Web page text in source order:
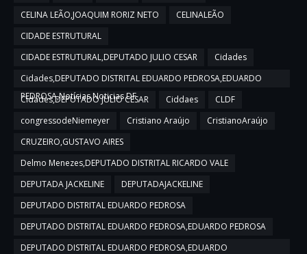
CELINA LEÃO,JOAQUIM RORIZ NETO
CELINALEÃO
CIDADE ESTRUTURAL
CIDADE ESTRUTURAL,DEPUTADO JULIO CESAR
Cidades
Cidades,DEPUTADO DISTRITAL EDUARDO PEDROSA,EDUARDO
PEDROSA,Notícias,Noticias DF
Cidades,DEPUTADO JULIO CESAR Ciddaes
CLDF
congressodeNiemeyer
Cristiano Araújo
CristianoAraújo
CRUZEIRO,GUSTAVO AIRES
Delmo Menezes,DEPUTADO DISTRITAL RICARDO VALE
DEPUTADA JACKELINE
DEPUTADAJACKELINE
DEPUTADO DISTRITAL EDUARDO PEDROSA
DEPUTADO DISTRITAL EDUARDO PEDROSA,EDUARDO PEDROSA
DEPUTADO DISTRITAL EDUARDO PEDROSA,EDUARDO